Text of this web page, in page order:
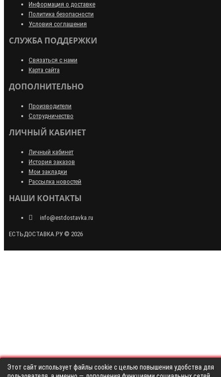
Информация о доставке
Политика безопасности
Условия соглашения
СЛУЖБА ПОДДЕРЖКИ
Связаться с нами
Карта сайта
ДОПОЛНИТЕЛЬНО
Производители
Сотрудничество
ЛИЧНЫЙ КАБИНЕТ
Личный кабинет
История заказов
Мои закладки
Рассылка новостей
НАШИ КОНТАКТЫ
info@estdostavka.ru
ЕСТЬДОСТАВКА.РУ © 2026
Этот сайт использует файлы cookie с целью повышения удобства для